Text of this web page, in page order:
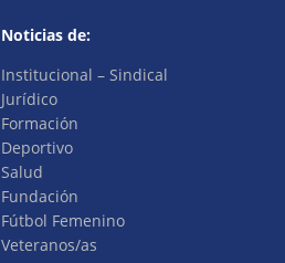
Noticias de:
Institucional – Sindical
Jurídico
Formación
Deportivo
Salud
Fundación
Fútbol Femenino
Veteranos/as